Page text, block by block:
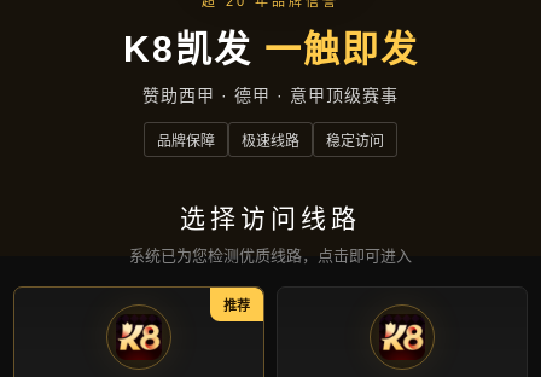
首页 新闻发布